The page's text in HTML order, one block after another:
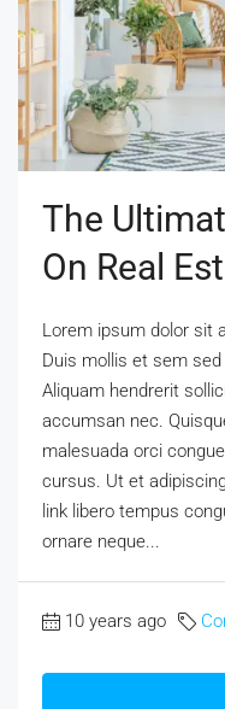
The
On Real
Lorem ipsum dolor sit
Duis mollis et sem
Aliquam hendrerit
accumsan nec.
malesuada orci
cursus. Ut et
link libero tempus
ornare neque...
10 years ago